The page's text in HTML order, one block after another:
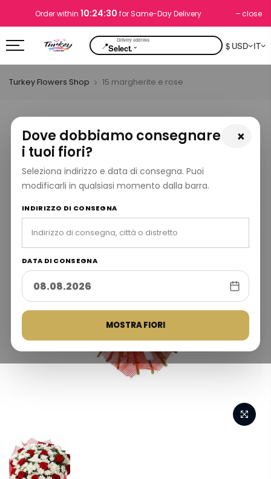
Order within 10:24:29 for Same-Day Delivery close
📍Select.⌄ $ USD IT
×
Dove dobbiamo consegnare
i tuoi fiori?
Seleziona indirizzo e data di consegna. Puoi
modificarli in qualsiasi momento dalla barra.
INDIRIZZO DI CONSEGNA
DATA DI CONSEGNA
MOSTRA FIORI
Turkey Flowers Shop 15 margherite e rose